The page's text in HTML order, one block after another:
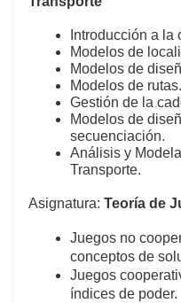
Introducción a
Modelos de
Modelos de
Modelos de rutas.
Gestión de la
Modelos de
secuenciación.
Análisis y
Transporte.
Asignatura: Teoría de
Juegos no
conceptos de
Juegos
índices de poder.